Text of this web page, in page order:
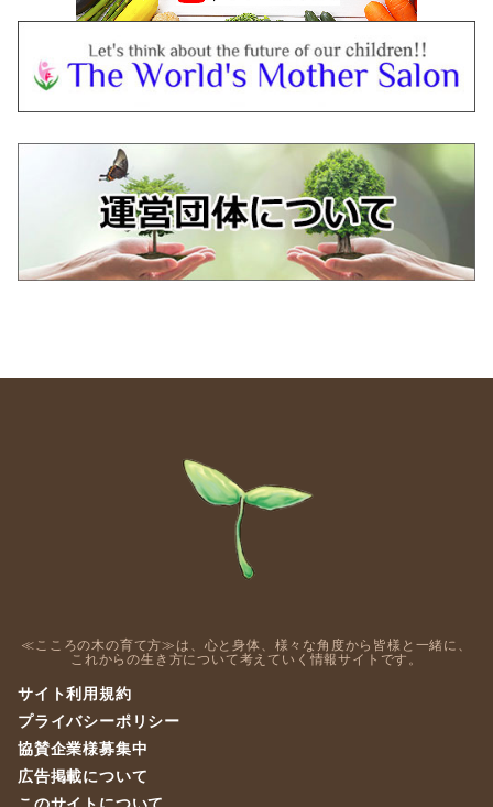
≪こころの木の育て方≫は、心と身体、様々な角度から皆様と一緒に、
これからの生き方について考えていく情報サイトです。
サイト利用規約
プライバシーポリシー
協賛企業様募集中
広告掲載について
このサイトについて